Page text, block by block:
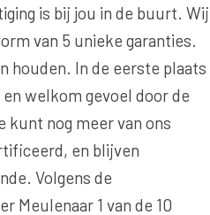
is bij jou in de buurt. Wij
van 5 unieke garanties.
houden. In de eerste plaats
welkom gevoel door de
kunt nog meer van ons
en blijven
Volgens de
Meulenaar 1 van de 10